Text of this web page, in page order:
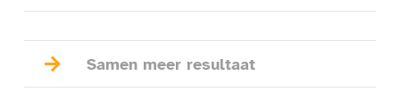
 Samen meer resultaat